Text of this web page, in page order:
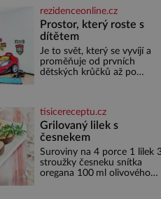
rezidenceonline.cz
Prostor, který roste s
dítětem
Je to svět, který se vyvíjí a
proměňuje od prvních
dětských krůčků až po
odpočinek a reaguje na
každou etapu života a
specifické potřeby dítěte. Pro
nejmenší je klíčová
jednoduchost, měkkost a
bezpečí, proto by pokoj
miminka měl působit
tisicereceptu.cz
Grilovaný lilek s
česnekem
Suroviny na 4 porce 1 lilek 3
stroužky česneku snítka
oregana 100 ml olivového